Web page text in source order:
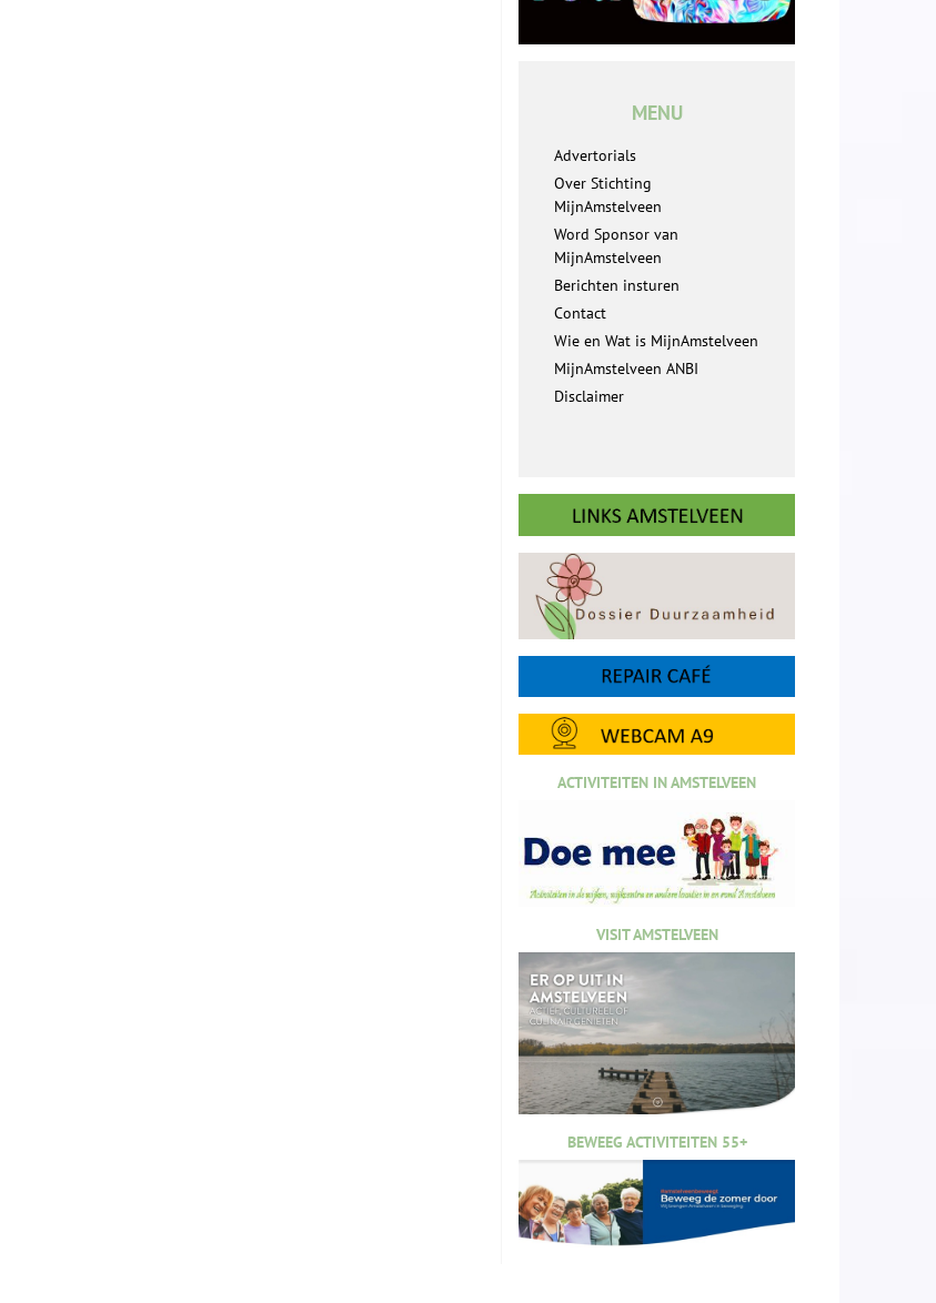
MENU
Advertorials
Over Stichting
MijnAmstelveen
Word Sponsor van
MijnAmstelveen
Berichten insturen
Contact
Wie en Wat is MijnAmstelveen
MijnAmstelveen ANBI
Disclaimer
ACTIVITEITEN IN AMSTELVEEN
VISIT AMSTELVEEN
BEWEEG ACTIVITEITEN 55+